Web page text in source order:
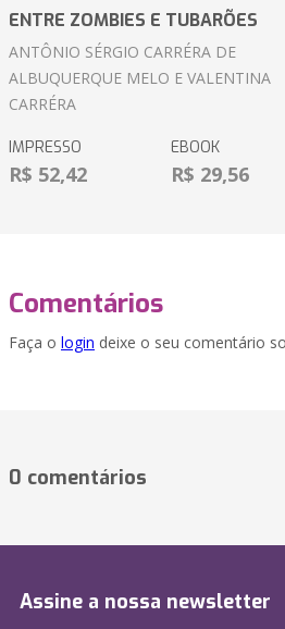
ENTRE ZOMBIES E TUBARÕES
ANTÔNIO SÉRGIO CARRÉRA DE
ALBUQUERQUE MELO E VALENTINA
CARRÉRA
IMPRESSO
R$ 52,42
EBOOK
R$ 29,56
Comentários
Faça o login deixe o seu comentário
0 comentários
Assine a nossa newsletter